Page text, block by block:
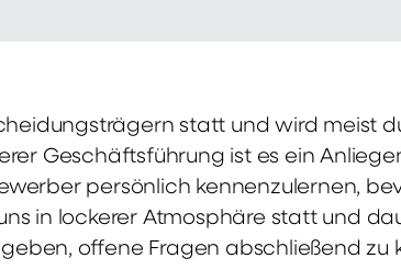
statt und wird meist
Geschäftsführung ist es ein
persönlich kennenzulernen,
in lockerer Atmosphäre statt und
offene Fragen abschließend zu